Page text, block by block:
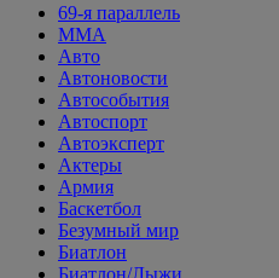
69-я параллель
MMA
Авто
Автоновости
Автособытия
Автоспорт
Автоэксперт
Актеры
Армия
Баскетбол
Безумный мир
Биатлон
Биатлон/Лыжи